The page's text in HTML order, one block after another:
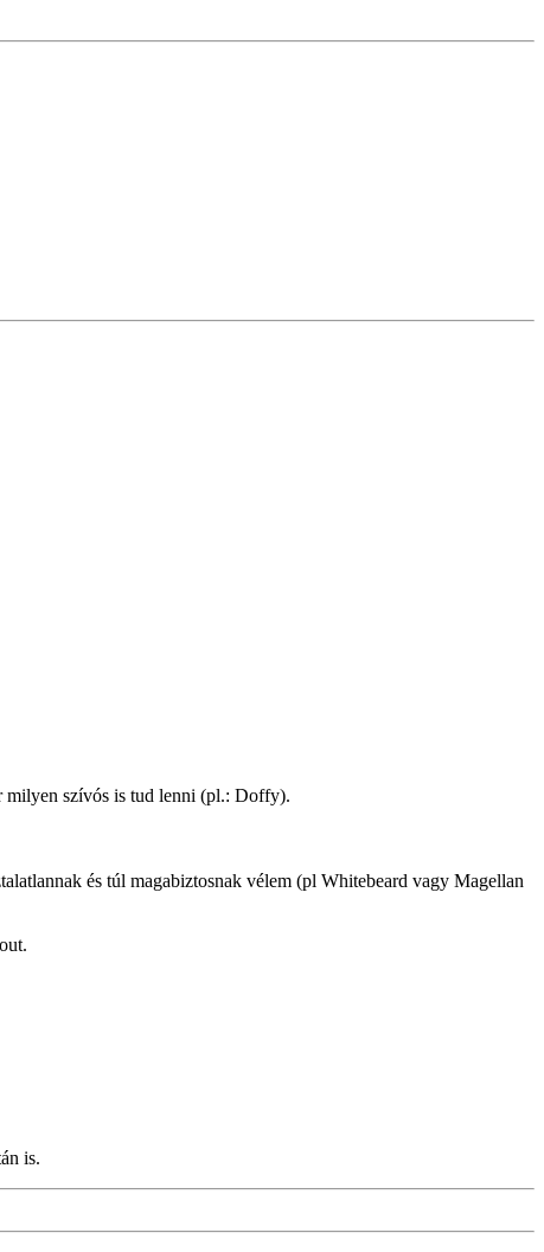
milyen szívós is tud lenni (pl.: Doffy).
és túl magabiztosnak vélem (pl Whitebeard vagy Magellan
is.